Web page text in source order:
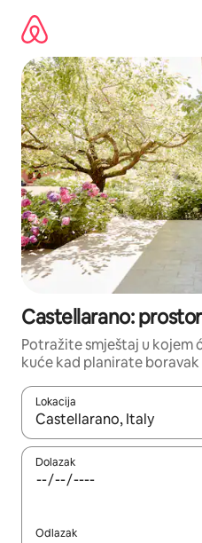
sadržaj
Castellarano:
Potražite smještaj u kojem
kuće kad planirate boravak
Lokacija
Kada budu dostupni
Dolazak
Odlazak